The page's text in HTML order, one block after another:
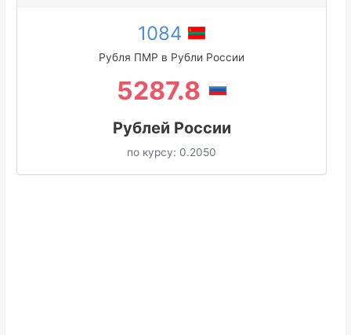
1084
Рубля ПМР в Рубли России
5287.8
Рублей России
по курсу: 0.2050